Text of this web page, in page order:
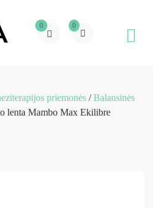
0 0
priemonės /Balansinės
lenta Mambo Max Ekilibre